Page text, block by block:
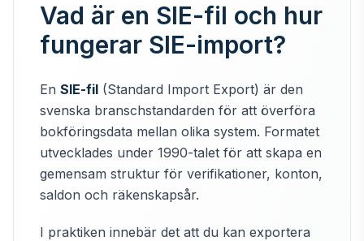
Vad är en SIE-fil och hur
fungerar SIE-import?
En SIE-fil (Standard Import Export) är den
svenska branschstandarden för att överföra
bokföringsdata mellan olika system. Formatet
utvecklades under 1990-talet för att skapa en
gemensam struktur för verifikationer, konton,
saldon och räkenskapsår.
I praktiken innebär det att du kan exportera